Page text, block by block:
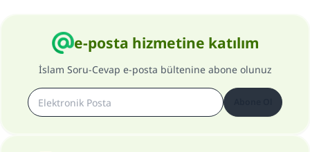
e-posta hizmetine katılım
İslam Soru-Cevap e-posta bültenine abone olunuz